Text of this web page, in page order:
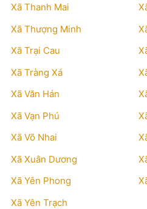
Xã Thanh Mai
Xã Thượng Minh
Xã Trại Cau
Xã Tràng Xá
Xã Văn Hán
Xã Vạn Phú
Xã Võ Nhai
Xã Xuân Dương
Xã Yên Phong
Xã Yên Trạch